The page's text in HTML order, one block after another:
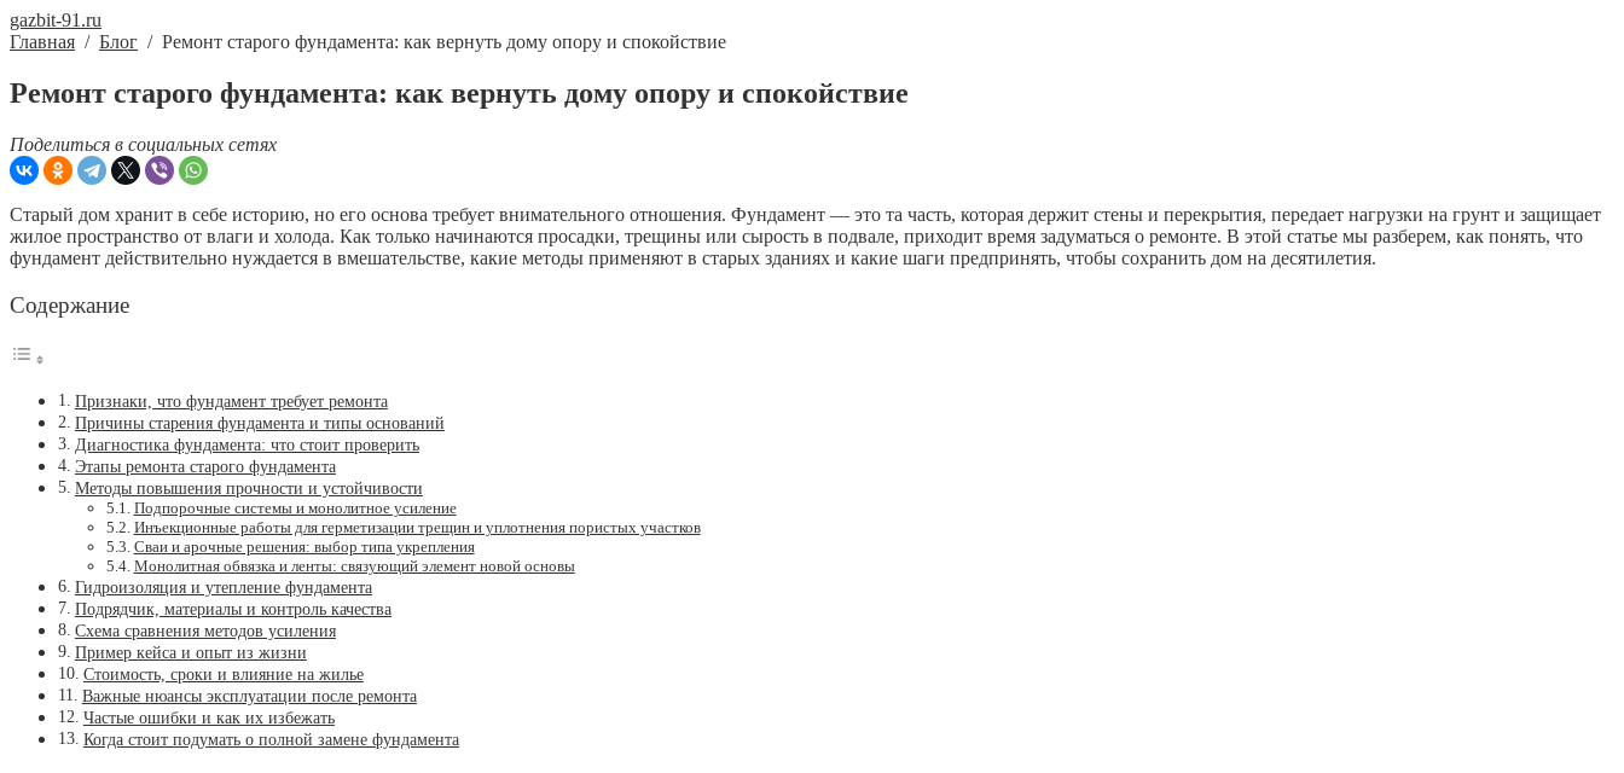
gazbit-91.ru
Главная / Блог / Ремонт старого фундамента: как вернуть дому опору и спокойствие
Ремонт старого фундамента: как вернуть дому опору и спокойствие
Поделиться в социальных сетях
Старый дом хранит в себе историю, но его основа требует внимательного отношения. Фундамент — это та часть, которая держит стены и перекрытия, передает нагрузки на грунт и защищает
жилое пространство от влаги и холода. Как только начинаются просадки, трещины или сырость в подвале, приходит время задуматься о ремонте. В этой статье мы разберем, как понять, что
фундамент действительно нуждается в вмешательстве, какие методы применяют в старых зданиях и какие шаги предпринять, чтобы сохранить дом на десятилетия.
Содержание
Признаки, что фундамент требует ремонта
Причины старения фундамента и типы оснований
Диагностика фундамента: что стоит проверить
Этапы ремонта старого фундамента
Методы повышения прочности и устойчивости
Подпорочные системы и монолитное усиление
Инъекционные работы для герметизации трещин и уплотнения пористых участков
Сваи и арочные решения: выбор типа укрепления
Монолитная обвязка и ленты: связующий элемент новой основы
Гидроизоляция и утепление фундамента
Подрядчик, материалы и контроль качества
Схема сравнения методов усиления
Пример кейса и опыт из жизни
Стоимость, сроки и влияние на жилье
Важные нюансы эксплуатации после ремонта
Частые ошибки и как их избежать
Когда стоит подумать о полной замене фундамента